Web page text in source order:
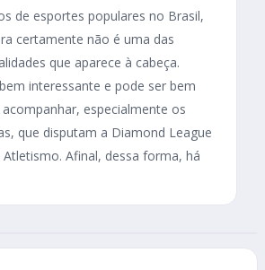
de esportes populares no Brasil,
certamente não é uma das
que aparece à cabeça.
interessante e pode ser bem
especialmente os
que disputam a Diamond League
Afinal, dessa forma, há